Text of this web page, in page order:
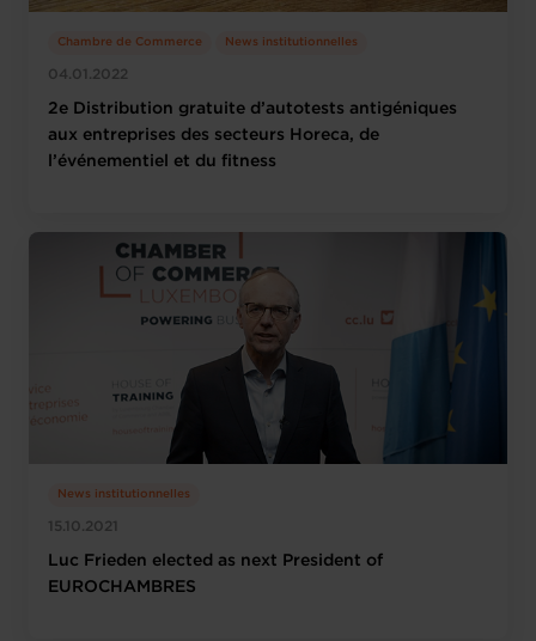
04.01.2022
Chambre de Commerce News institutionnelles
2e Distribution gratuite d’autotests antigéniques
aux entreprises des secteurs Horeca, de
l’événementiel et du fitness
15.10.2021
News institutionnelles
Luc Frieden elected as next President of
EUROCHAMBRES